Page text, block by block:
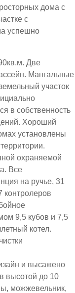
дома с
с
успешно
Две
Мангальные
участок
в собственность
Хороший
установлены
охраняемой
Все
на ручье, 31
контролеров
9,5 кубов и 7,5
котел.
и высажено
высотой до 10
можжевельник,